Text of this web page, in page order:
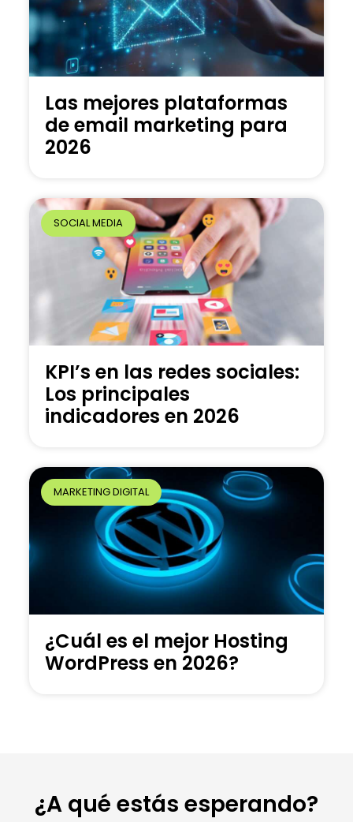
Las mejores plataformas
de email marketing para
2026
SOCIAL MEDIA
KPI’s en las redes sociales:
Los principales
indicadores en 2026
MARKETING DIGITAL
¿Cuál es el mejor Hosting
WordPress en 2026?
¿A qué estás esperando?